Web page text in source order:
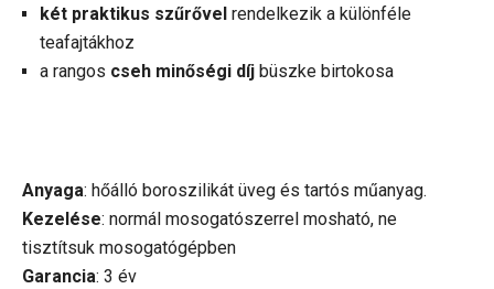
két praktikus szűrővel rendelkezik a különféle
teafajtákhoz
a rangos cseh minőségi díj büszke birtokosa
Anyaga: hőálló boroszilikát üveg és tartós műanyag.
Kezelése: normál mosogatószerrel mosható, ne
tisztítsuk mosogatógépben
Garancia: 3 év